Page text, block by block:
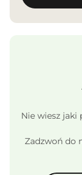
Nie wiesz jaki
Zadzwoń do